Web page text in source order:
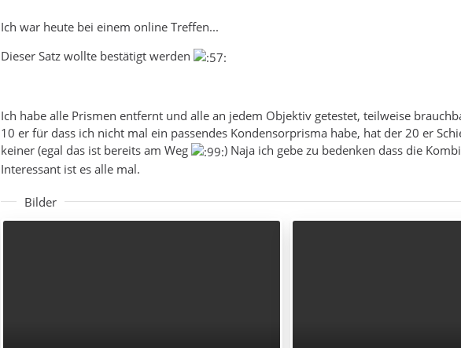
Ich war heute bei einem online Treffen...
Dieser Satz wollte bestätigt werden
Ich habe alle Prismen entfernt und alle an jedem Objektiv getestet, teilweise
10 er für dass ich nicht mal ein passendes Kondensorprisma habe, hat der 20 er
keiner (egal das ist bereits am Weg
) Naja ich gebe zu bedenken dass die
Interessant ist es alle mal.
Bilder